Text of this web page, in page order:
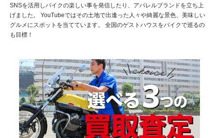
SNSを活用しバイクの楽しい事を発信したり、アパレルブランドを立ち上
げました。 YouTubeではその土地で出逢った人々や綺麗な景色、美味しい
グルメにスポットを当てています。 全国のゲストハウスをバイクで巡るの
も目標！